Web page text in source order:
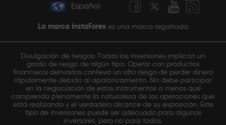
Español
La marca InstaForex es una marca registrada
Divulgación de riesgos: Todas las inversiones implican un
grado de riesgo de algún tipo. Operar con productos
financieros derivados conlleva un alto riesgo de perder dinero
rápidamente debido al apalancamiento. No debe participar
en la negociación de estos instrumentos a menos que
comprenda plenamente la naturaleza de las operaciones que
está realizando y el verdadero alcance de su exposición. Este
tipo de inversiones puede ser adecuado para algunos
inversores, pero no para todos.